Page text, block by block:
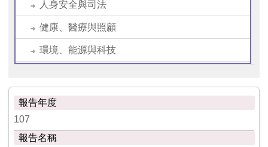
人身安全與司法
健康、醫療與照顧
環境、能源與科技
107